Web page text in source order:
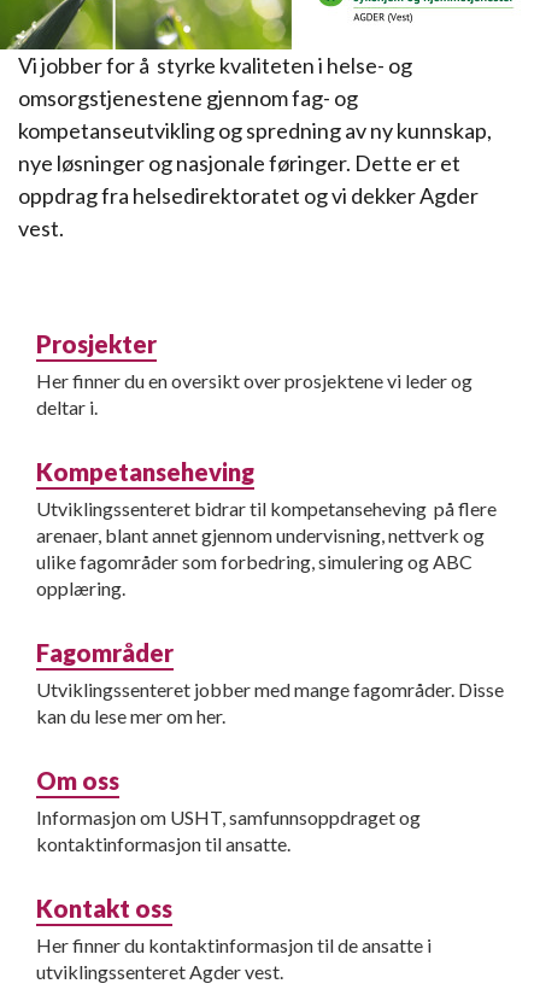
Vi jobber for å styrke kvaliteten i helse- og
omsorgstjenestene gjennom fag- og
kompetanseutvikling og spredning av ny kunnskap,
nye løsninger og nasjonale føringer. Dette er et
oppdrag fra helsedirektoratet og vi dekker Agder
vest.
Prosjekter
Her finner du en oversikt over prosjektene vi leder og
deltar i.
Kompetanseheving
Utviklingssenteret bidrar til kompetanseheving på flere
arenaer, blant annet gjennom undervisning, nettverk og
ulike fagområder som forbedring, simulering og ABC
opplæring.
Fagområder
Utviklingssenteret jobber med mange fagområder. Disse
kan du lese mer om her.
Om oss
Informasjon om USHT, samfunnsoppdraget og
kontaktinformasjon til ansatte.
Kontakt oss
Her finner du kontaktinformasjon til de ansatte i
utviklingssenteret Agder vest.